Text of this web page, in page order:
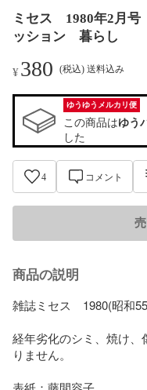
ミセス 1980年2月
ッション 暮らし
¥380 (税込) 送料込み
ゆうゆうメルカリ便
この商品はゆう
した
4 コメント
商品の説明
雑誌ミセス　1980(昭和
経年劣化のシミ、焼け、
りません。